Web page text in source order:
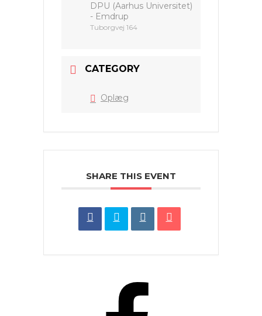
DPU (Aarhus Universitet)
- Emdrup
Tuborgvej 164
CATEGORY
Oplæg
SHARE THIS EVENT